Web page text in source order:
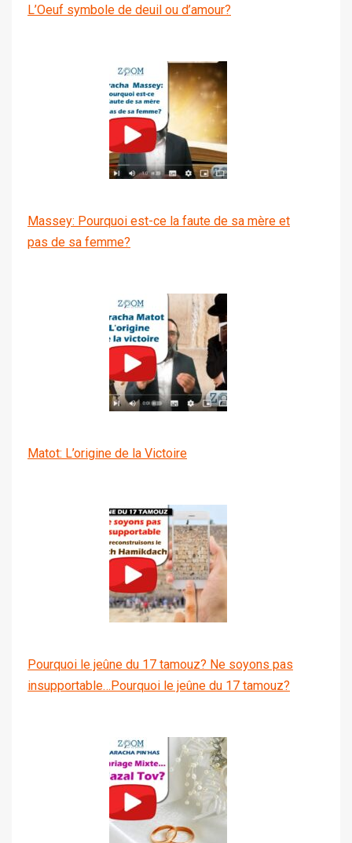
L’Oeuf symbole de deuil ou d’amour?
Massey: Pourquoi est-ce la faute de sa mère et
pas de sa femme?
Matot: L’origine de la Victoire
Pourquoi le jeûne du 17 tamouz? Ne soyons pas
insupportable…Pourquoi le jeûne du 17 tamouz?